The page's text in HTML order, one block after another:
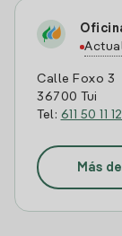
Calle Foxo 3
36700 Tui
Tel: 611 50 11 12
Más